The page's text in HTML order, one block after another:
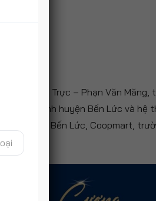
Trung Trực – Phạn Văn Măng,
hành chính huyện Bến Lức và hệ
khoa, chợ Bến Lức, Coopmart,